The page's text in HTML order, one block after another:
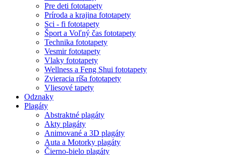
Pre deti fototapety
Príroda a krajina fototapety
Sci - fi fototapety
Šport a Voľný čas fototapety
Technika fototapety
Vesmir fototapety
Vlaky fototapety
Wellness a Feng Shui fototapety
Zvieracia ríša fototapety
Vliesové tapety
Odznaky
Plagáty
Abstraktné plagáty
Akty plagáty
Animované a 3D plagáty
Auta a Motorky plagáty
Čierno-bielo plagáty